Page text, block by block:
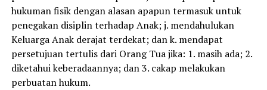
hukuman fisik dengan alasan apapun termasuk untuk
penegakan disiplin terhadap Anak; j. mendahulukan
Keluarga Anak derajat terdekat; dan k. mendapat
persetujuan tertulis dari Orang Tua jika: 1. masih ada; 2.
diketahui keberadaannya; dan 3. cakap melakukan
perbuatan hukum.